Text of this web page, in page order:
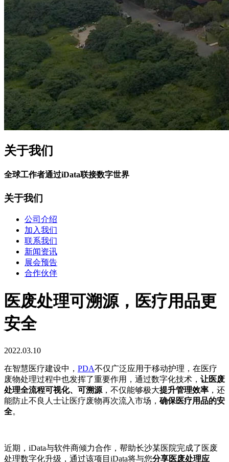
关于我们
全球工作者通过iData联接数字世界
关于我们
公司介绍
加入我们
联系我们
新闻资讯
展会预告
合作伙伴
医废处理可溯源，医疗用品更
安全
2022.03.10
在智慧医疗建设中， PDA不仅广泛应用于移动护理，在医疗
废物处理过程中也发挥了重要作用，通过数字化技术， 让医废
处理全流程可视化、可溯源 ，不仅能够极大提升管理效率 ，还
能防止不良人士让医疗废物再次流入市场， 确保医疗用品的安
全。
近期，iData与软件商倾力合作，帮助长沙某医院完成了医废
处理数字化升级，通过该项目iData将与您分享医废处理应